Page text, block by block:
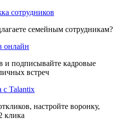
сотрудников
семейным сотрудникам?
онлайн
и подписывайте кадровые
встреч
с Talantix
настройте воронку,
клика